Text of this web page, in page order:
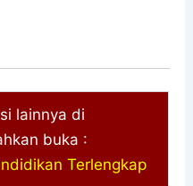
lainnya di
buka :
Terlengkap